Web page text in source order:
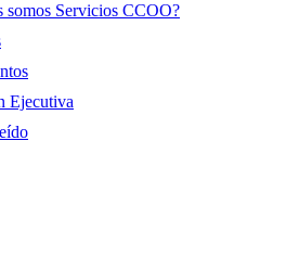
somos Servicios CCOO?
Ejecutiva